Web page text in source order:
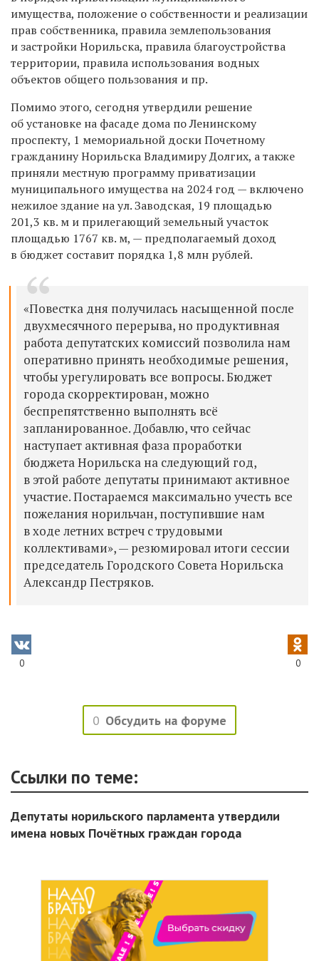
имущества, положение о собственности и реализации
прав собственника, правила землепользования
и застройки Норильска, правила благоустройства
территории, правила использования водных
объектов общего пользования и пр.
Помимо этого, сегодня утвердили решение
об установке на фасаде дома по Ленинскому
проспекту, 1 мемориальной доски Почетному
гражданину Норильска Владимиру Долгих, а также
приняли местную программу приватизации
муниципального имущества на 2024 год — включено
нежилое здание на ул. Заводская, 19 площадью
201,3 кв. м и прилегающий земельный участок
площадью 1767 кв. м, — предполагаемый доход
в бюджет составит порядка 1,8 млн рублей.
«Повестка дня получилась насыщенной после
двухмесячного перерыва, но продуктивная
работа депутатских комиссий позволила нам
оперативно принять необходимые решения,
чтобы урегулировать все вопросы. Бюджет
города скорректирован, можно
беспрепятственно выполнять всё
запланированное. Добавлю, что сейчас
наступает активная фаза проработки
бюджета Норильска на следующий год,
в этой работе депутаты принимают активное
участие. Постараемся максимально учесть все
пожелания норильчан, поступившие нам
в ходе летних встреч с трудовыми
коллективами», — резюмировал итоги сессии
председатель Городского Совета Норильска
Александр Пестряков.
0 0
0 Обсудить на форуме
Ссылки по теме:
Депутаты норильского парламента утвердили
имена новых Почётных граждан города